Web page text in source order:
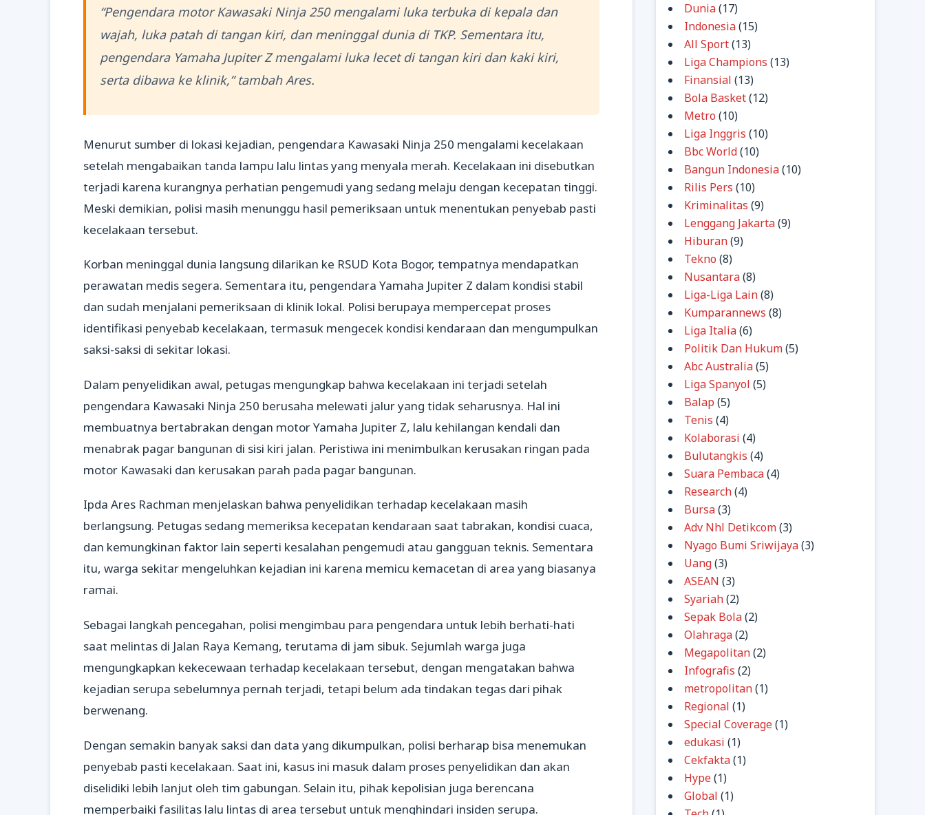
“Pengendara motor Kawasaki Ninja 250 mengalami luka terbuka di kepala dan
wajah, luka patah di tangan kiri, dan meninggal dunia di TKP. Sementara itu,
pengendara Yamaha Jupiter Z mengalami luka lecet di tangan kiri dan kaki kiri,
serta dibawa ke klinik,” tambah Ares.
Menurut sumber di lokasi kejadian, pengendara Kawasaki Ninja 250 mengalami kecelakaan
setelah mengabaikan tanda lampu lalu lintas yang menyala merah. Kecelakaan ini disebutkan
terjadi karena kurangnya perhatian pengemudi yang sedang melaju dengan kecepatan tinggi.
Meski demikian, polisi masih menunggu hasil pemeriksaan untuk menentukan penyebab pasti
kecelakaan tersebut.
Korban meninggal dunia langsung dilarikan ke RSUD Kota Bogor, tempatnya mendapatkan
perawatan medis segera. Sementara itu, pengendara Yamaha Jupiter Z dalam kondisi stabil
dan sudah menjalani pemeriksaan di klinik lokal. Polisi berupaya mempercepat proses
identifikasi penyebab kecelakaan, termasuk mengecek kondisi kendaraan dan mengumpulkan
saksi-saksi di sekitar lokasi.
Dalam penyelidikan awal, petugas mengungkap bahwa kecelakaan ini terjadi setelah
pengendara Kawasaki Ninja 250 berusaha melewati jalur yang tidak seharusnya. Hal ini
membuatnya bertabrakan dengan motor Yamaha Jupiter Z, lalu kehilangan kendali dan
menabrak pagar bangunan di sisi kiri jalan. Peristiwa ini menimbulkan kerusakan ringan pada
motor Kawasaki dan kerusakan parah pada pagar bangunan.
Ipda Ares Rachman menjelaskan bahwa penyelidikan terhadap kecelakaan masih
berlangsung. Petugas sedang memeriksa kecepatan kendaraan saat tabrakan, kondisi cuaca,
dan kemungkinan faktor lain seperti kesalahan pengemudi atau gangguan teknis. Sementara
itu, warga sekitar mengeluhkan kejadian ini karena memicu kemacetan di area yang biasanya
ramai.
Sebagai langkah pencegahan, polisi mengimbau para pengendara untuk lebih berhati-hati
saat melintas di Jalan Raya Kemang, terutama di jam sibuk. Sejumlah warga juga
mengungkapkan kekecewaan terhadap kecelakaan tersebut, dengan mengatakan bahwa
kejadian serupa sebelumnya pernah terjadi, tetapi belum ada tindakan tegas dari pihak
berwenang.
Dengan semakin banyak saksi dan data yang dikumpulkan, polisi berharap bisa menemukan
penyebab pasti kecelakaan. Saat ini, kasus ini masuk dalam proses penyelidikan dan akan
diselidiki lebih lanjut oleh tim gabungan. Selain itu, pihak kepolisian juga berencana
memperbaiki fasilitas lalu lintas di area tersebut untuk menghindari insiden serupa.
Dunia(17)
Indonesia(15)
All Sport(13)
Liga Champions (13)
Finansial (13)
Bola Basket(12)
Metro (10)
Liga Inggris (10)
Bbc World(10)
Bangun Indonesia(10)
Rilis Pers (10)
Kriminalitas (9)
Lenggang Jakarta(9)
Hiburan(9)
Tekno (8)
Nusantara(8)
Liga-Liga Lain(8)
Kumparannews (8)
Liga Italia(6)
Politik Dan Hukum(5)
Abc Australia(5)
Liga Spanyol (5)
Balap (5)
Tenis (4)
Kolaborasi (4)
Bulutangkis (4)
Suara Pembaca(4)
Research(4)
Bursa(3)
Adv Nhl Detikcom(3)
Nyago Bumi Sriwijaya(3)
Uang(3)
ASEAN (3)
Syariah(2)
Sepak Bola(2)
Olahraga(2)
Megapolitan(2)
Infografis (2)
metropolitan(1)
Regional (1)
Special Coverage(1)
edukasi (1)
Cekfakta(1)
Hype(1)
Global (1)